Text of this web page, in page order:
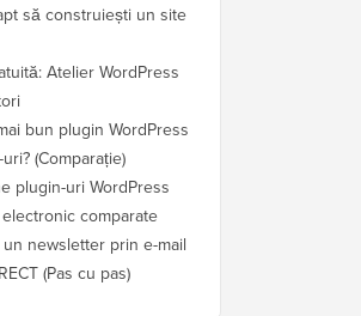
să construiești un site
Atelier WordPress
bun plugin WordPress
(Comparație)
plugin-uri WordPress
comparate
newsletter prin e-mail
(Pas cu pas)